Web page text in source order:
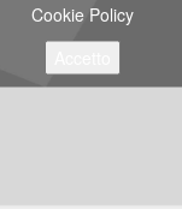
Cookie Policy